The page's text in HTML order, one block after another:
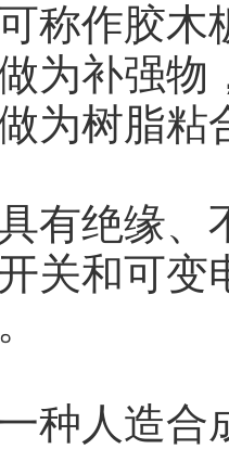
作胶木
为补强物
为树脂粘
绝缘、
关和可变
人造合